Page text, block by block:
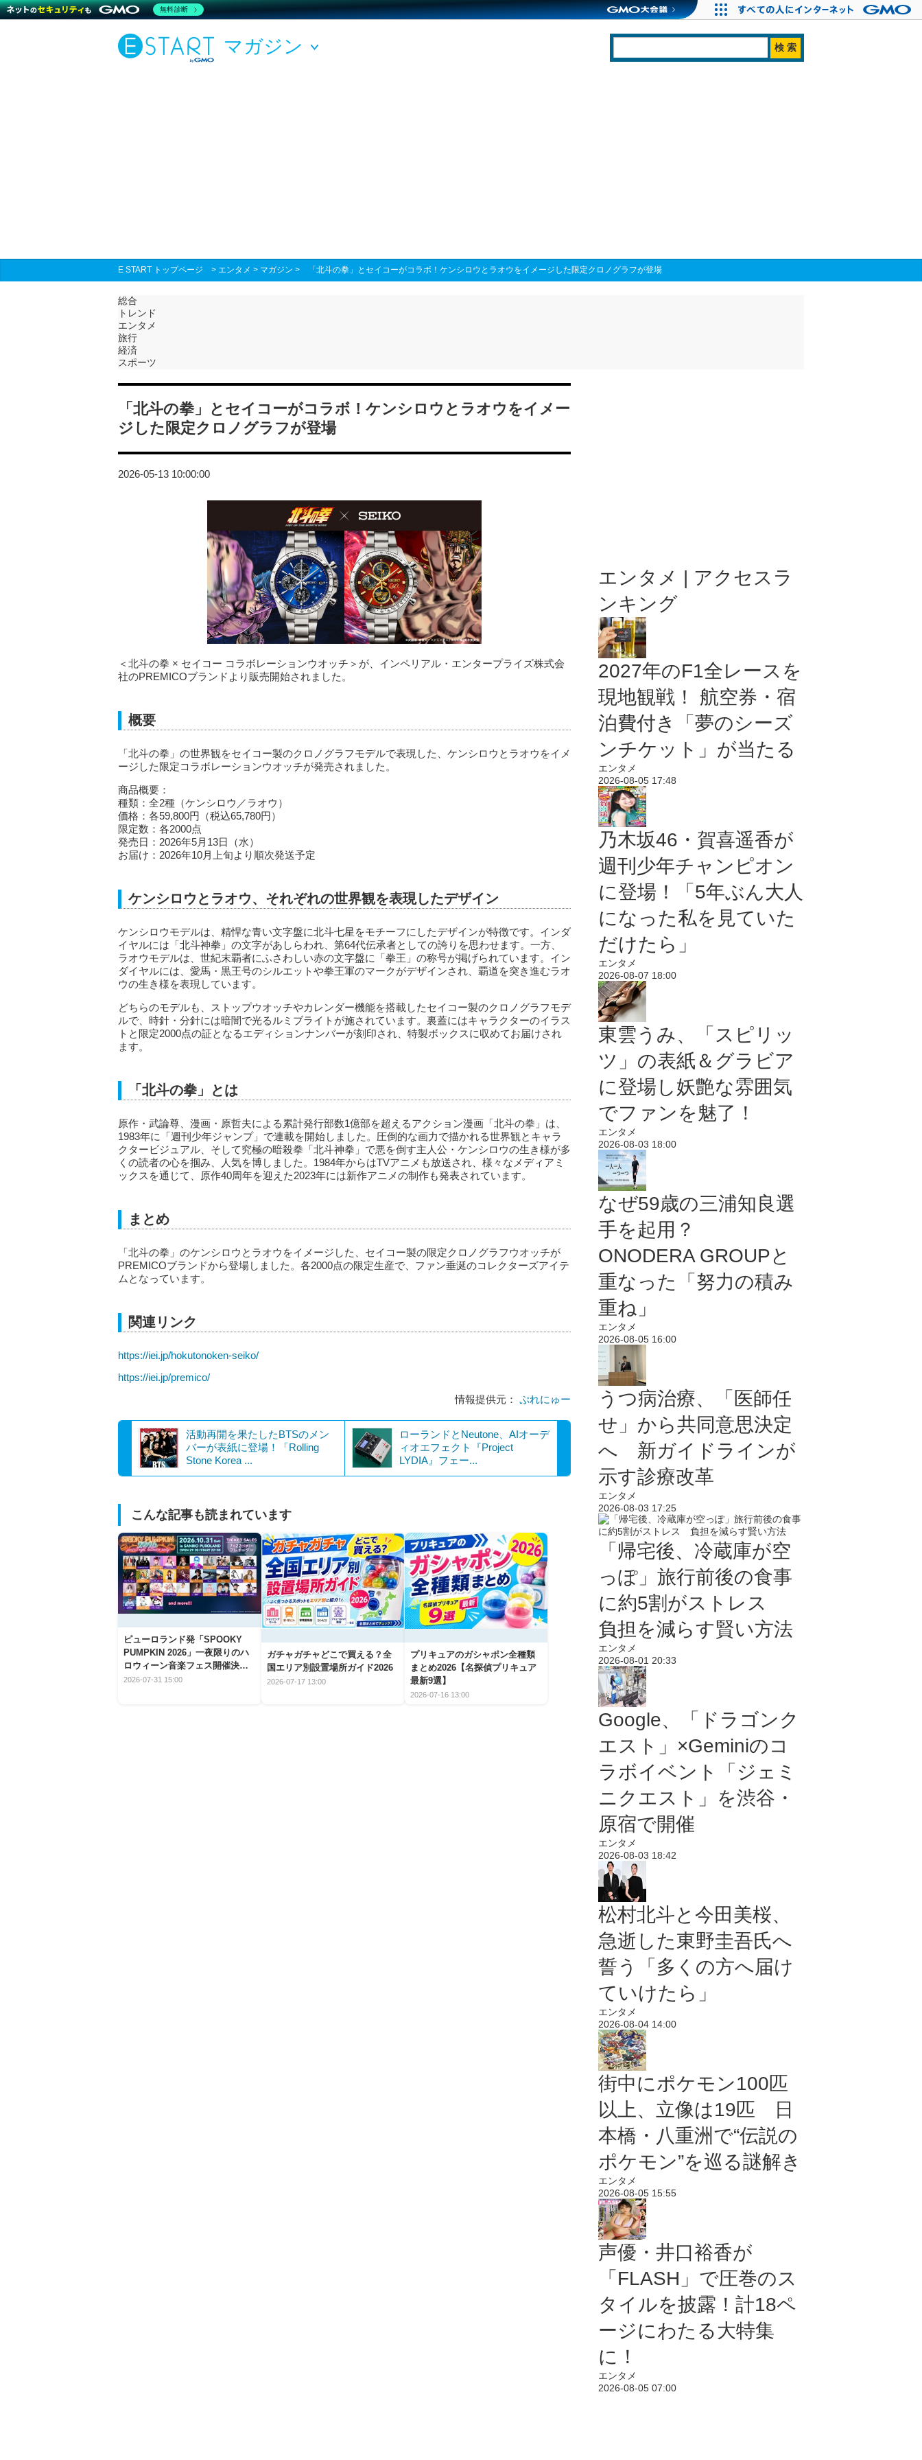
マガジン
E START トップページ > エンタメ > マガジン > 「北斗の拳」とセイコーがコラボ！ケンシロウとラオウをイメージした限定クロノグラフが登場
総合
トレンド
エンタメ
旅行
経済
スポーツ
「北斗の拳」とセイコーがコラボ！ケンシロウとラオウをイメー
ジした限定クロノグラフが登場
2026-05-13 10:00:00
＜北斗の拳 × セイコー コラボレーションウオッチ＞が、インペリアル・エンタープライズ株式会
社のPREMICOブランドより販売開始されました。
概要
「北斗の拳」の世界観をセイコー製のクロノグラフモデルで表現した、ケンシロウとラオウをイメ
ージした限定コラボレーションウオッチが発売されました。
商品概要：
種類：全2種（ケンシロウ／ラオウ）
価格：各59,800円（税込65,780円）
限定数：各2000点
発売日：2026年5月13日（水）
お届け：2026年10月上旬より順次発送予定
ケンシロウとラオウ、それぞれの世界観を表現したデザイン
ケンシロウモデルは、精悍な青い文字盤に北斗七星をモチーフにしたデザインが特徴です。インダ
イヤルには「北斗神拳」の文字があしらわれ、第64代伝承者としての誇りを思わせます。一方、
ラオウモデルは、世紀末覇者にふさわしい赤の文字盤に「拳王」の称号が掲げられています。イン
ダイヤルには、愛馬・黒王号のシルエットや拳王軍のマークがデザインされ、覇道を突き進むラオ
ウの生き様を表現しています。
どちらのモデルも、ストップウオッチやカレンダー機能を搭載したセイコー製のクロノグラフモデ
ルで、時針・分針には暗闇で光るルミブライトが施されています。裏蓋にはキャラクターのイラス
トと限定2000点の証となるエディションナンバーが刻印され、特製ボックスに収めてお届けされ
ます。
「北斗の拳」とは
原作・武論尊、漫画・原哲夫による累計発行部数1億部を超えるアクション漫画「北斗の拳」は、
1983年に「週刊少年ジャンプ」で連載を開始しました。圧倒的な画力で描かれる世界観とキャラ
クタービジュアル、そして究極の暗殺拳「北斗神拳」で悪を倒す主人公・ケンシロウの生き様が多
くの読者の心を掴み、人気を博しました。1984年からはTVアニメも放送され、様々なメディアミ
ックスを通じて、原作40周年を迎えた2023年には新作アニメの制作も発表されています。
まとめ
「北斗の拳」のケンシロウとラオウをイメージした、セイコー製の限定クロノグラフウオッチが
PREMICOブランドから登場しました。各2000点の限定生産で、ファン垂涎のコレクターズアイテ
ムとなっています。
関連リンク
https://iei.jp/hokutonoken-seiko/
https://iei.jp/premico/
情報提供元： ぷれにゅー
活動再開を果たしたBTSのメン
バーが表紙に登場！「Rolling
Stone Korea ...
ローランドとNeutone、AIオーデ
ィオエフェクト『Project
LYDIA』フェー...
こんな記事も読まれています
ピューロランド発「SPOOKY
PUMPKIN 2026」一夜限りのハ
ロウィーン音楽フェス開催決
定！
2026-07-31 15:00
ガチャガチャどこで買える？全
国エリア別設置場所ガイド2026
2026-07-17 13:00
プリキュアのガシャポン全種類
まとめ2026【名探偵プリキュア
最新9選】
2026-07-16 13:00
エンタメ | アクセスラ
ンキング
2027年のF1全レースを
現地観戦！ 航空券・宿
泊費付き「夢のシーズ
ンチケット」が当たる
エンタメ
2026-08-05 17:48
乃木坂46・賀喜遥香が
週刊少年チャンピオン
に登場！「5年ぶん大人
になった私を見ていた
だけたら」
エンタメ
2026-08-07 18:00
東雲うみ、「スピリッ
ツ」の表紙＆グラビア
に登場し妖艶な雰囲気
でファンを魅了！
エンタメ
2026-08-03 18:00
なぜ59歳の三浦知良選
手を起用？
ONODERA GROUPと
重なった「努力の積み
重ね」
エンタメ
2026-08-05 16:00
うつ病治療、「医師任
せ」から共同意思決定
へ 新ガイドラインが
示す診療改革
エンタメ
2026-08-03 17:25
「帰宅後、冷蔵庫が空
っぽ」旅行前後の食事
に約5割がストレス
負担を減らす賢い方法
エンタメ
2026-08-01 20:33
Google、「ドラゴンク
エスト」×Geminiのコ
ラボイベント「ジェミ
ニクエスト」を渋谷・
原宿で開催
エンタメ
2026-08-03 18:42
松村北斗と今田美桜、
急逝した東野圭吾氏へ
誓う「多くの方へ届け
ていけたら」
エンタメ
2026-08-04 14:00
街中にポケモン100匹
以上、立像は19匹 日
本橋・八重洲で“伝説の
ポケモン”を巡る謎解き
エンタメ
2026-08-05 15:55
声優・井口裕香が
「FLASH」で圧巻のス
タイルを披露！計18ペ
ージにわたる大特集
に！
エンタメ
2026-08-05 07:00
無料診断